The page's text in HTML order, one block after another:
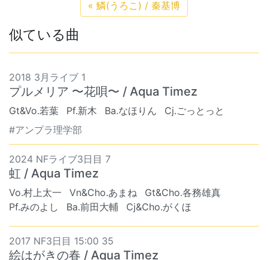
« 鱗(うろこ) / 秦基博
似ている曲
2018 3月ライブ 1
プルメリア 〜花唄〜 / Aqua Timez
Gt&Vo.若葉 Pf.新木 Ba.なほりん
Cj.ごっとっと
#アンプラ理学部
2024 NFライブ3日目 7
虹 / Aqua Timez
Vo.村上太一 Vn&Cho.あまね
Gt&Cho.各務雄真
Pf.みのよし
Ba.前田大輔 Cj&Cho.がくほ
2017 NF3日目 15:00 35
絵はがきの春 / Aqua Timez